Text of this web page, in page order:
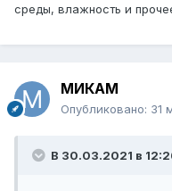
среды, влажность и
МИКАМ
Опубликовано: 31
В 30.03.2021 в